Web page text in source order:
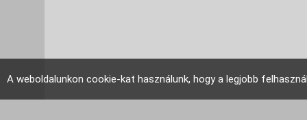
A weboldalunkon cookie-kat használunk, hogy a legjobb